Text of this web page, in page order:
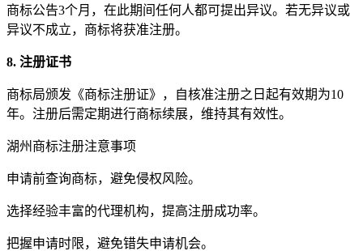
商标公告3个月，在此期间任何人都可提出异议。若无异议或
异议不成立，商标将获准注册。
8. 注册证书
商标局颁发《商标注册证》，自核准注册之日起有效期为10
年。注册后需定期进行商标续展，维持其有效性。
湖州商标注册注意事项
申请前查询商标，避免侵权风险。
选择经验丰富的代理机构，提高注册成功率。
把握申请时限，避免错失申请机会。